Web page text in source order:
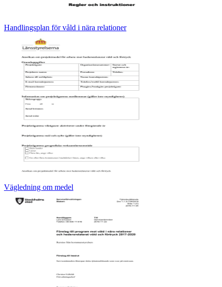
Handlingsplan för våld i nära relationer
Vägledning om medel